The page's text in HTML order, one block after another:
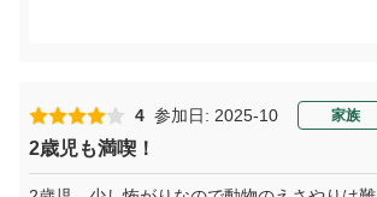
り安心してお楽しみいただける環境づくりに
す。
また機会がございましたら、ぜひ季節を変え
けましたら幸いです。
4 参加日: 2025-10 家族
2歳児も満喫！